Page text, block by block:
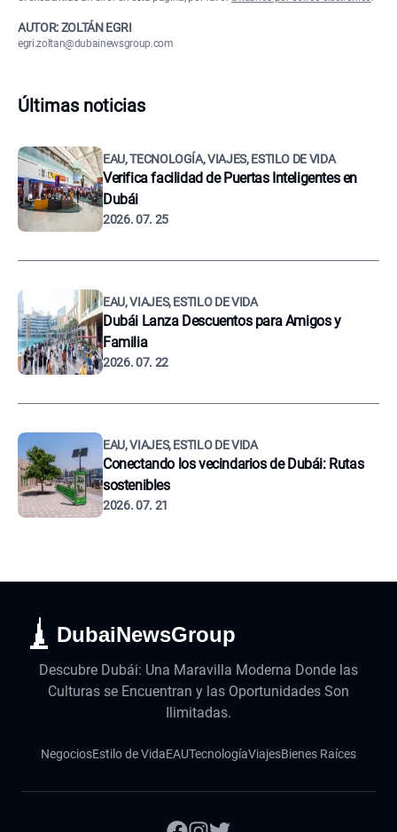
AUTOR: ZOLTÁN EGRI
egri.zoltan@dubainewsgroup.com
Últimas noticias
EAU, TECNOLOGÍA, VIAJES, ESTILO DE VIDA
Verifica facilidad de Puertas Inteligentes en
Dubái
2026. 07. 25
EAU, VIAJES, ESTILO DE VIDA
Dubái Lanza Descuentos para Amigos y
Familia
2026. 07. 22
EAU, VIAJES, ESTILO DE VIDA
Conectando los vecindarios de Dubái: Rutas
sostenibles
2026. 07. 21
DubaiNewsGroup
Descubre Dubái: Una Maravilla Moderna Donde las
Culturas se Encuentran y las Oportunidades Son
Ilimitadas.
NegociosEstilo de VidaEAUTecnologíaViajesBienes Raíces